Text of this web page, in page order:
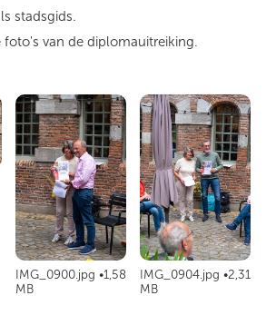
stadsgids.
foto's van de diplomauitreiking.
IMG_0900.jpg 1,58
MB
IMG_0904.jpg 2,31
MB